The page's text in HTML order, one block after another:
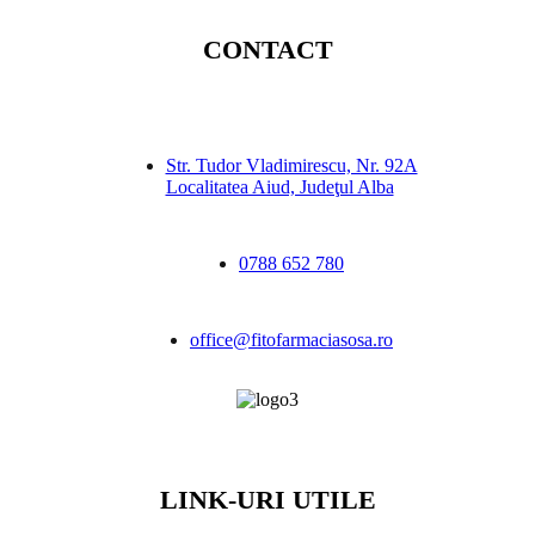
CONTACT
Str. Tudor Vladimirescu, Nr. 92A
Localitatea Aiud, Judeţul Alba
0788 652 780
office@fitofarmaciasosa.ro
LINK-URI UTILE